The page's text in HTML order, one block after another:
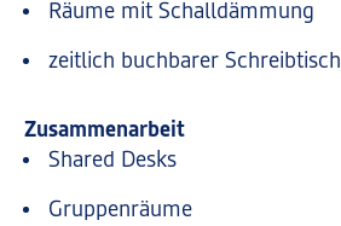
Räume mit Schalldämmung
zeitlich buchbarer Schreibtisch
Zusammenarbeit
Shared Desks
Gruppenräume